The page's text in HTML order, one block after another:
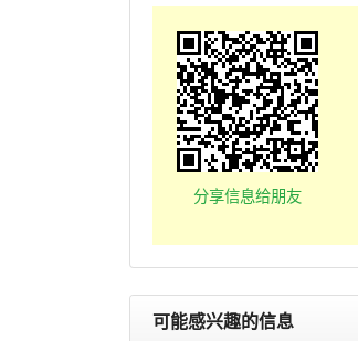
分享信息给朋友
可能感兴趣的信息